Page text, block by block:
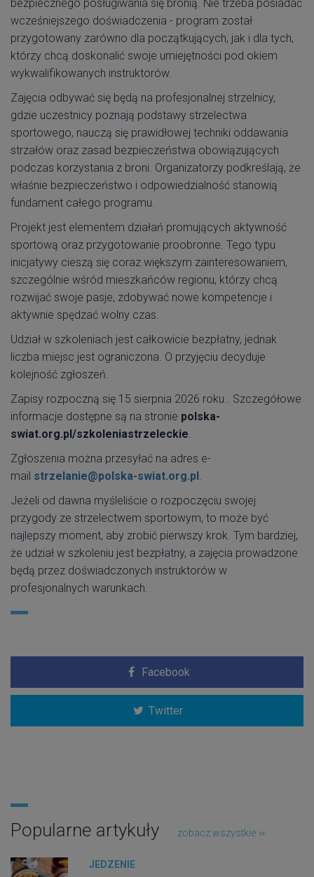
bezpiecznego posługiwania się bronią. Nie trzeba posiadać
wcześniejszego doświadczenia - program został
przygotowany zarówno dla początkujących, jak i dla tych,
którzy chcą doskonalić swoje umiejętności pod okiem
wykwalifikowanych instruktorów.
Zajęcia odbywać się będą na profesjonalnej strzelnicy,
gdzie uczestnicy poznają podstawy strzelectwa
sportowego, nauczą się prawidłowej techniki oddawania
strzałów oraz zasad bezpieczeństwa obowiązujących
podczas korzystania z broni. Organizatorzy podkreślają, że
właśnie bezpieczeństwo i odpowiedzialność stanowią
fundament całego programu.
Projekt jest elementem działań promujących aktywność
sportową oraz przygotowanie proobronne. Tego typu
inicjatywy cieszą się coraz większym zainteresowaniem,
szczególnie wśród mieszkańców regionu, którzy chcą
rozwijać swoje pasje, zdobywać nowe kompetencje i
aktywnie spędzać wolny czas.
Udział w szkoleniach jest całkowicie bezpłatny, jednak
liczba miejsc jest ograniczona. O przyjęciu decyduje
kolejność zgłoszeń.
Zapisy rozpoczną się 15 sierpnia 2026 roku.. Szczegółowe
informacje dostępne są na stronie polska-
swiat.org.pl/szkoleniastrzeleckie.
Zgłoszenia można przesyłać na adres e-
mail strzelanie@polska-swiat.org.pl.
Jeżeli od dawna myśleliście o rozpoczęciu swojej
przygody ze strzelectwem sportowym, to może być
najlepszy moment, aby zrobić pierwszy krok. Tym bardziej,
że udział w szkoleniu jest bezpłatny, a zajęcia prowadzone
będą przez doświadczonych instruktorów w
profesjonalnych warunkach.
Facebook
Twitter
Popularne artykuły zobacz wszystkie
JEDZENIE